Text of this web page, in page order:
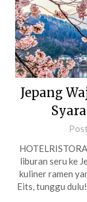
Jepang
liburan seru ke
kuliner ramen
Eits, tunggu